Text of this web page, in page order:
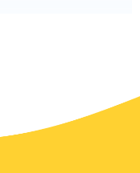
vous
transfert aéroport